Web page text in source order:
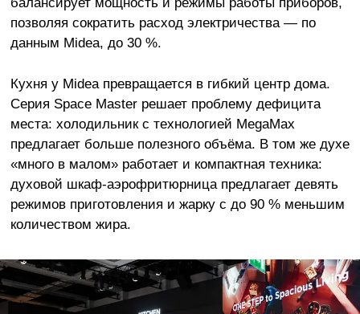
позволяя сократить расход электричества — по
данным Midea, до 30 %.
Кухня у Midea превращается в гибкий центр дома.
Серия Space Master решает проблему дефицита
места: холодильник с технологией MegaMax
предлагает больше полезного объёма. В том же духе
«много в малом» работает и компактная техника:
духовой шкаф-аэрофритюрница предлагает девять
режимов приготовления и жарку с до 90 % меньшим
количеством жира.